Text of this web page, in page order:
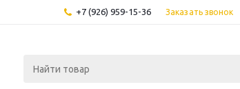
+7 (926) 959-15-36 Заказать звонок